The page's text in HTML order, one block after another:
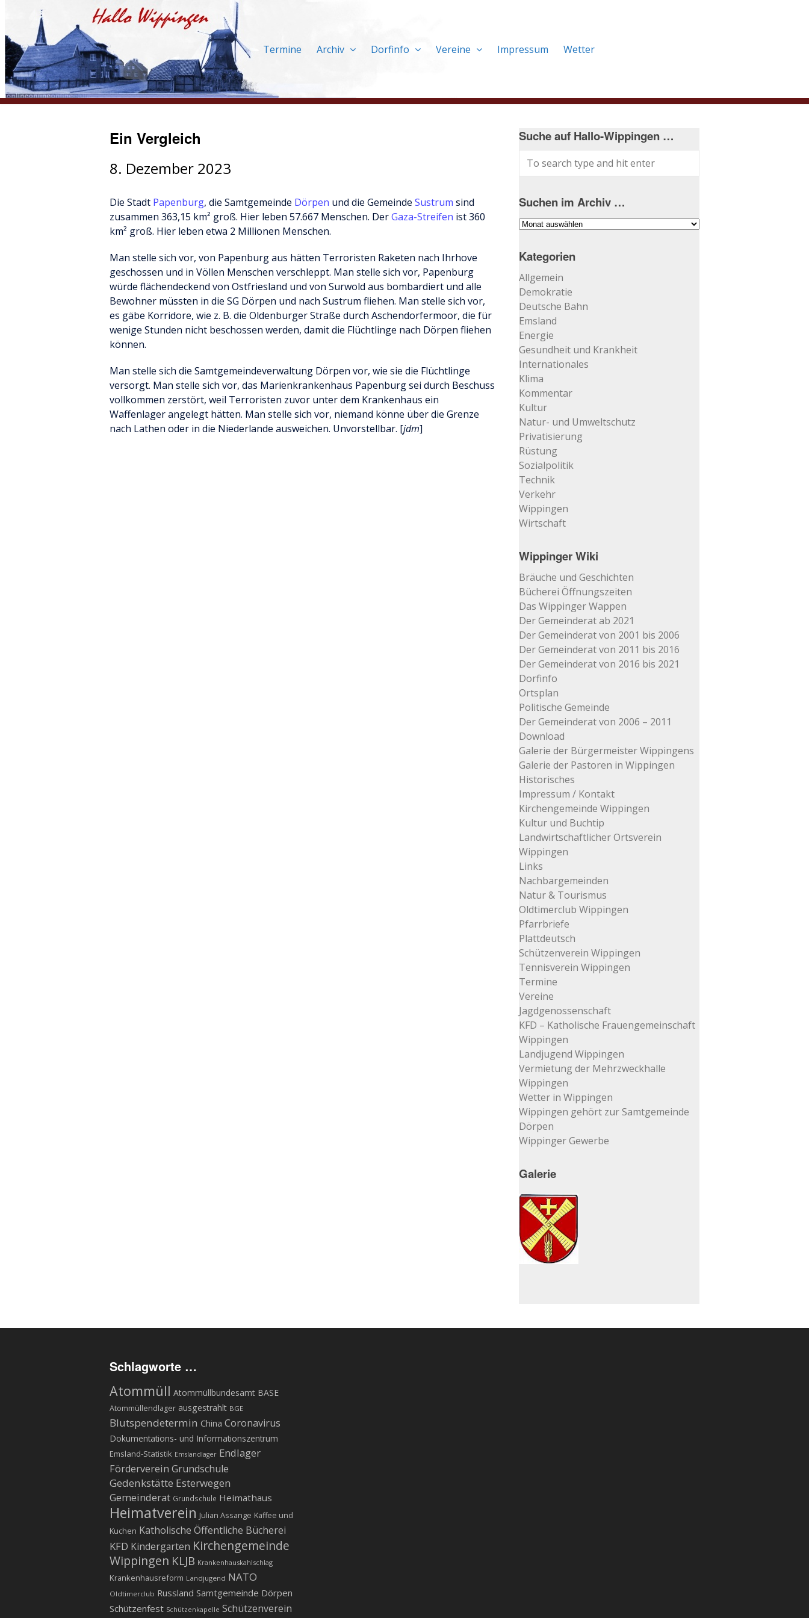
Termine Archiv Dorfinfo Vereine Impressum Wetter
Ein Vergleich
8. Dezember 2023
Die Stadt Papenburg, die Samtgemeinde Dörpen und die Gemeinde Sustrum sind
zusammen 363,15 km² groß. Hier leben 57.667 Menschen. DerGaza-Streifen ist 360
km² groß. Hier leben etwa 2 Millionen Menschen.
Man stelle sich vor, von Papenburg aus hätten Terroristen Raketen nach Ihrhove
geschossen und in Völlen Menschen verschleppt. Man stelle sich vor, Papenburg
würde flächendeckend von Ostfriesland und von Surwold aus bombardiert und alle
Bewohner müssten in die SG Dörpen und nach Sustrum fliehen. Man stelle sich vor,
es gäbe Korridore, wie z. B. die Oldenburger Straße durch Aschendorfermoor, die für
wenige Stunden nicht beschossen werden, damit die Flüchtlinge nach Dörpen fliehen
können.
Man stelle sich die Samtgemeindeverwaltung Dörpen vor, wie sie die Flüchtlinge
versorgt. Man stelle sich vor, das Marienkrankenhaus Papenburg sei durch Beschuss
vollkommen zerstört, weil Terroristen zuvor unter dem Krankenhaus ein
Waffenlager angelegt hätten. Man stelle sich vor, niemand könne über die Grenze
nach Lathen oder in die Niederlande ausweichen. Unvorstellbar. [jdm]
Suche auf Hallo-Wippingen …
Suchen im Archiv …
Suchen
Archiv
Kategorien
Allgemein
Demokratie
Deutsche Bahn
Emsland
Energie
Gesundheit und Krankheit
Internationales
Klima
Kommentar
Kultur
Natur- und Umweltschutz
Privatisierung
Rüstung
Sozialpolitik
Technik
Verkehr
Wippingen
Wirtschaft
Wippinger Wiki
Bräuche und Geschichten
Bücherei Öffnungszeiten
Das Wippinger Wappen
Der Gemeinderat ab 2021
Der Gemeinderat von 2001 bis 2006
Der Gemeinderat von 2011 bis 2016
Der Gemeinderat von 2016 bis 2021
Dorfinfo
Ortsplan
Politische Gemeinde
Der Gemeinderat von 2006 – 2011
Download
Galerie der Bürgermeister Wippingens
Galerie der Pastoren in Wippingen
Historisches
Impressum / Kontakt
Kirchengemeinde Wippingen
Kultur und Buchtip
Landwirtschaftlicher Ortsverein
Wippingen
Links
Nachbargemeinden
Natur & Tourismus
Oldtimerclub Wippingen
Pfarrbriefe
Plattdeutsch
Schützenverein Wippingen
Tennisverein Wippingen
Termine
Vereine
Jagdgenossenschaft
KFD – Katholische Frauengemeinschaft
Wippingen
Landjugend Wippingen
Vermietung der Mehrzweckhalle
Wippingen
Wetter in Wippingen
Wippingen gehört zur Samtgemeinde
Dörpen
Wippinger Gewerbe
Galerie
Schlagworte …
Atommüll Atommüllbundesamt BASE
Atommüllendlager ausgestrahlt BGE
Blutspendetermin China Coronavirus
Dokumentations- und Informationszentrum
Emsland-Statistik Emslandlager Endlager
Förderverein Grundschule
Gedenkstätte Esterwegen
Gemeinderat Grundschule Heimathaus
Heimatverein Julian Assange Kaffee und
Kuchen Katholische Öffentliche Bücherei
KFD Kindergarten Kirchengemeinde
Wippingen KLJB Krankenhauskahlschlag
Krankenhausreform Landjugend NATO
Oldtimerclub Russland Samtgemeinde Dörpen
Schützenfest Schützenkapelle Schützenverein